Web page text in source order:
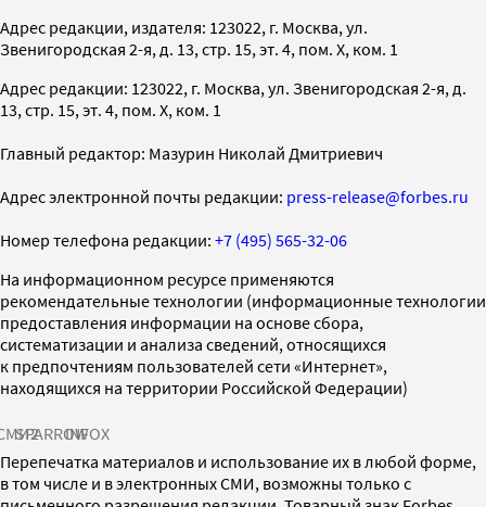
Адрес редакции, издателя: 123022, г. Москва, ул.
Звенигородская 2-я, д. 13, стр. 15, эт. 4, пом. X, ком. 1
Адрес редакции: 123022, г. Москва, ул. Звенигородская 2-я, д.
13, стр. 15, эт. 4, пом. X, ком. 1
Главный редактор: Мазурин Николай Дмитриевич
Адрес электронной почты редакции: press-release@forbes.ru
Номер телефона редакции: +7 (495) 565-32-06
На информационном ресурсе применяются
рекомендательные технологии (информационные технологии
предоставления информации на основе сбора,
систематизации и анализа сведений, относящихся
к предпочтениям пользователей сети «Интернет»,
находящихся на территории Российской Федерации)
SPARROWINFOX
Перепечатка материалов и использование их в любой форме,
в том числе и в электронных СМИ, возможны только с